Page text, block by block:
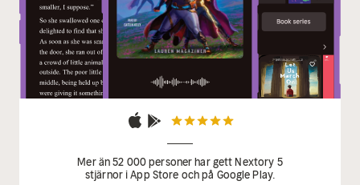
Mer än 52 000 personer har gett Nextory 5
stjärnor i App Store och på Google Play.